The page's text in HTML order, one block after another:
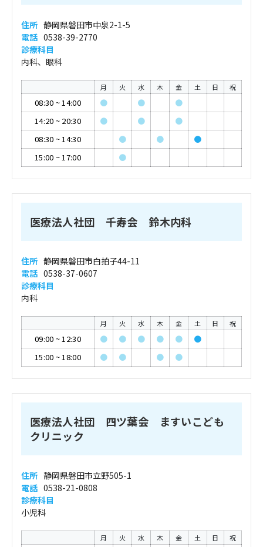
住所 静岡県磐田市中泉2-1-5
電話 0538-39-2770
診療科目
内科、眼科
月 火 水 木 金 土 日 祝
08:30 ~14:00 ● ●
●
14:20 ~ 20:30 ● ●
●
08:30 ~14:30 ● ●
●
15:00 ~17:00 ●
医療法人社団 千寿会 鈴木内科
住所 静岡県磐田市白拍子44-11
電話 0538-37-0607
診療科目
内科
月 火 水 木 金 土 日 祝
09:00 ~12:30 ● ● ● ● ●
●
15:00 ~18:00 ● ● ● ●
医療法人社団 四ツ葉会 ますいこども
クリニック
住所 静岡県磐田市立野505-1
電話 0538-21-0808
診療科目
小児科
月 火 水 木 金 土 日 祝